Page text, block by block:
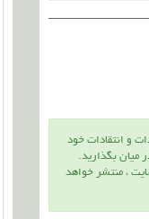
و انتقادات خود
ميان بگذاريد.
، منتشر خواهد